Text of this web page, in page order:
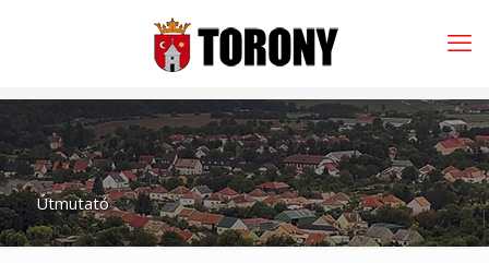
Útmutató